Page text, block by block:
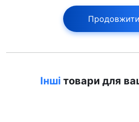
Продовжити
Інші товари для